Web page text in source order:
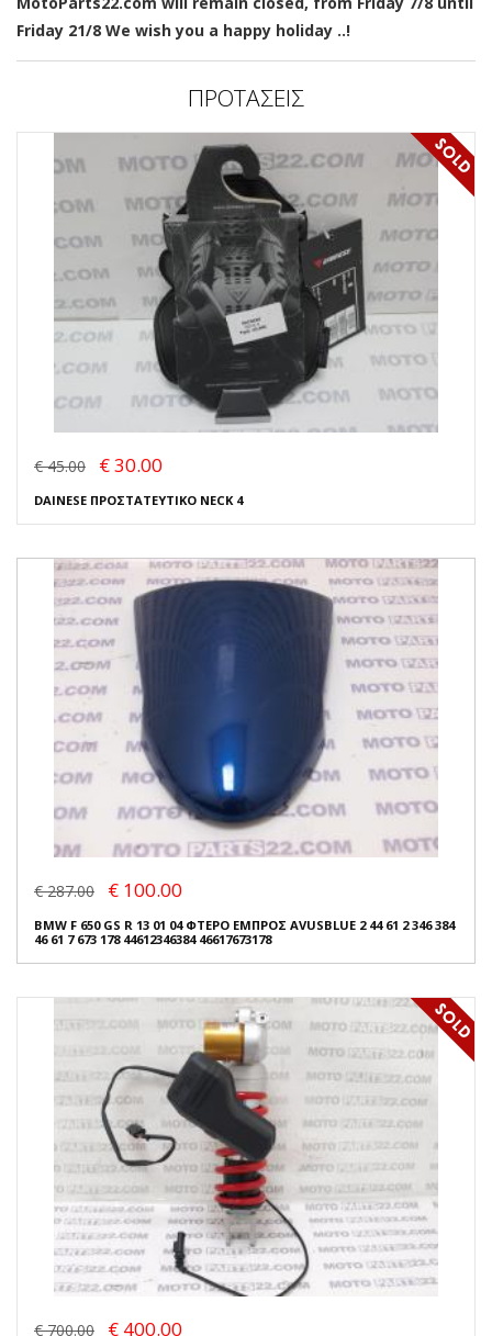
Friday 21/8 We wish you a happy holiday ..!
ΠΡΟΤΑΣΕΙΣ
€ 45.00 € 30.00
DAINESE ΠΡΟΣΤΑΤΕΥΤΙΚΟ NECK 4
€ 287.00 € 100.00
BMW F 650 GS R 13 01 04 ΦΤΕΡΟ ΕΜΠΡΟΣ AVUSBLUE 2 44 61 2 346 384
46 61 7 673 178 44612346384 46617673178
€ 700.00 € 400.00